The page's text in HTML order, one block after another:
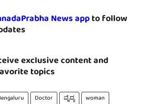
News appto follow
exclusive content and
topics
Doctor ವೈದ್ಯ
woman